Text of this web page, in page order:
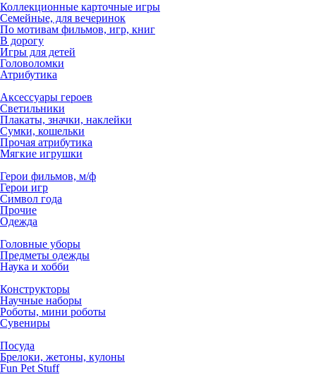
Коллекционные карточные игры
Семейные, для вечеринок
По мотивам фильмов, игр, книг
В дорогу
Игры для детей
Головоломки
Атрибутика
Аксессуары героев
Светильники
Плакаты, значки, наклейки
Сумки, кошельки
Прочая атрибутика
Мягкие игрушки
Герои фильмов, м/ф
Герои игр
Символ года
Прочие
Одежда
Головные уборы
Предметы одежды
Наука и хобби
Конструкторы
Научные наборы
Роботы, мини роботы
Сувениры
Посуда
Брелоки, жетоны, кулоны
Fun Pet Stuff